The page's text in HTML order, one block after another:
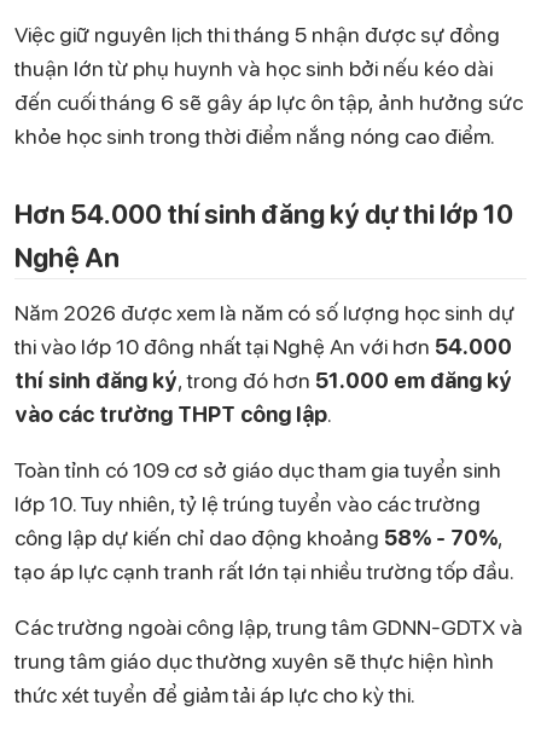
Việc giữ nguyên lịch thi tháng 5 nhận được sự đồng
thuận lớn từ phụ huynh và học sinh bởi nếu kéo dài
đến cuối tháng 6 sẽ gây áp lực ôn tập, ảnh hưởng sức
khỏe học sinh trong thời điểm nắng nóng cao điểm.
Hơn 54.000 thí sinh đăng ký dự thi lớp 10
Nghệ An
Năm 2026 được xem là năm có số lượng học sinh dự
thi vào lớp 10 đông nhất tại Nghệ An với hơn 54.000
thí sinh đăng ký, trong đó hơn 51.000 em đăng ký
vào các trường THPT công lập.
Toàn tỉnh có 109 cơ sở giáo dục tham gia tuyển sinh
lớp 10. Tuy nhiên, tỷ lệ trúng tuyển vào các trường
công lập dự kiến chỉ dao động khoảng 58% - 70%,
tạo áp lực cạnh tranh rất lớn tại nhiều trường tốp đầu.
Các trường ngoài công lập, trung tâm GDNN-GDTX và
trung tâm giáo dục thường xuyên sẽ thực hiện hình
thức xét tuyển để giảm tải áp lực cho kỳ thi.